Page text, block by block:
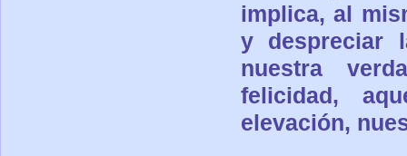
implica, al
y despreciar
nuestra
felicidad,
elevación,